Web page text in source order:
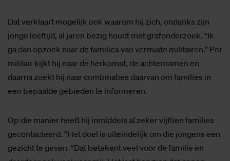
Dat verklaart mogelijk ook waarom hij zich, ondanks zijn
jonge leeftijd, al jaren bezig houdt met grafonderzoek. “Ik
ga dan opzoek naar de families van vermiste militairen.” Per
militair kijkt hij naar de herkomst, de achternamen en
daarna zoekt hij naar combinaties daarvan om families in
een bepaalde gebieden te informeren.
Op die manier heeft hij inmiddels al zeker vijftien families
gecontacteerd. ‘’Het doel is uiteindelijk om die jongens een
gezicht te geven. “Dat betekent veel voor de familie en